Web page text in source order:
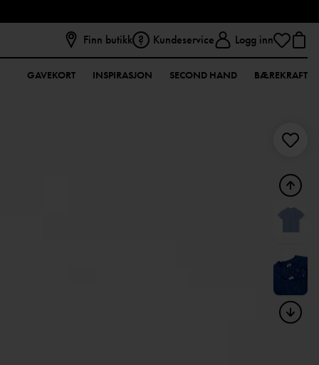
Finn butikk Kundeservice Logg inn
GAVEKORT INSPIRASJON SECOND HAND BÆREKRAFT